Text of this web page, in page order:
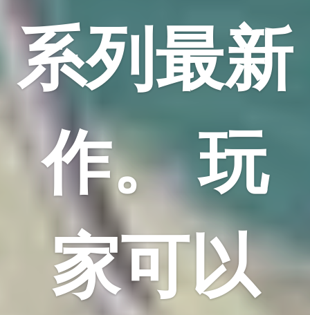
系列最新
作。 玩
家可以